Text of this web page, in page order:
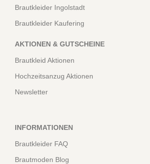
Brautkleider Ingolstadt
Brautkleider Kaufering
AKTIONEN & GUTSCHEINE
Brautkleid Aktionen
Hochzeitsanzug Aktionen
Newsletter
INFORMATIONEN
Brautkleider FAQ
Brautmoden Blog